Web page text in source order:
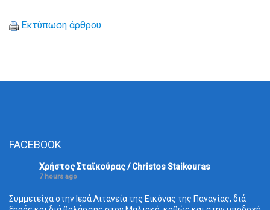
Εκτύπωση άρθρου
FACEBOOK
Χρήστος Σταϊκούρας / Christos Staikouras
7 hours ago
Συμμετείχα στην Ιερά Λιτανεία της Εικόνας της Παναγίας, διά